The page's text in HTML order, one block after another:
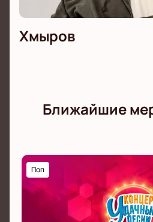
Хмыров
Ближайшие
Поп